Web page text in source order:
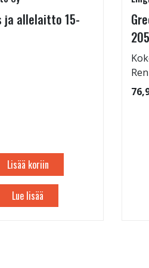
ja allelaitto 15-
Lisää koriin
Lue lisää